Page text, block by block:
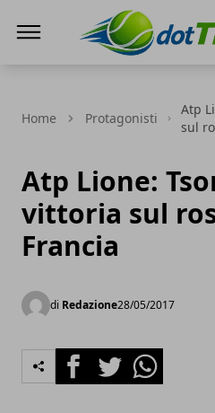
Home Protagonisti
Atp
sul
Atp Lione:
vittoria sul
Francia
di Redazione28/05/2017
FacebookTwitterWhatsapp